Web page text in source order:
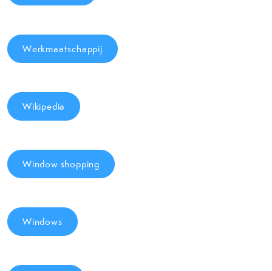
Werkmaatschappij
Wikipedia
Window shopping
Windows